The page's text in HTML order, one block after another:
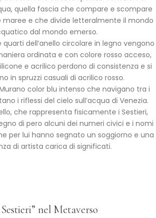
quella fascia che compare e scompare
maree e che divide letteralmente il mondo
dal mondo emerso.
dell’anello circolare in legno vengono
ordinata e con colore rosso acceso,
e acrilico perdono di consistenza e si
in spruzzi casuali di acrilico rosso.
color blu intenso che navigano tra i
i riflessi del cielo sull’acqua di Venezia.
che rappresenta fisicamente i Sestieri,
di pero alcuni dei numeri civici e i nomi
per lui hanno segnato un soggiorno e una
di artista carica di significati.
nel Metaverso